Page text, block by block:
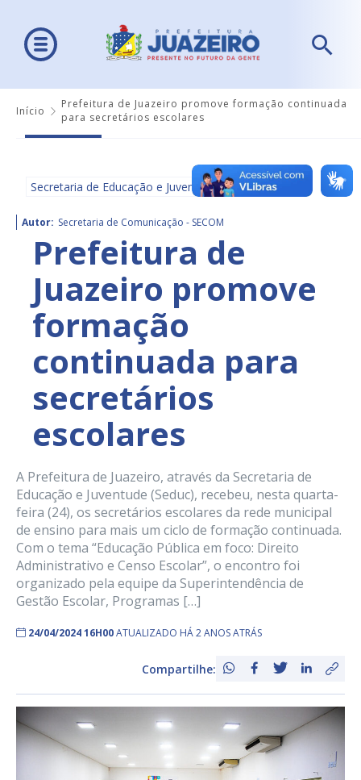
Início
Prefeitura de Juazeiro promove formação continuada
para secretários escolares
Secretaria de Educação e Juventude - SEDUC
Autor: Secretaria de Comunicação - SECOM
Prefeitura de
Juazeiro promove
formação
continuada para
secretários
escolares
A Prefeitura de Juazeiro, através da Secretaria de
Educação e Juventude (Seduc), recebeu, nesta quarta-
feira (24), os secretários escolares da rede municipal
de ensino para mais um ciclo de formação continuada.
Com o tema “Educação Pública em foco: Direito
Administrativo e Censo Escolar”, o encontro foi
organizado pela equipe da Superintendência de
Gestão Escolar, Programas […]
24/04/2024 16H00ATUALIZADO HÁ 2 ANOS ATRÁS
Compartilhe: